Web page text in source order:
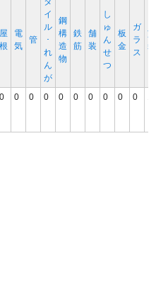
屋
根
電
気
管
イ
ル
･
れ
ん
が
鋼
構
造
物
鉄
筋
舗
装
し
ゅ
ん
せ
つ
板
金
ガ
ラ
ス
塗
装
0 0 0 0 0 0 0 0 0 0